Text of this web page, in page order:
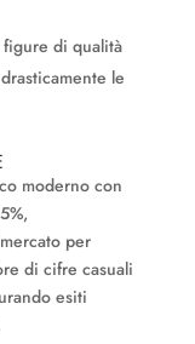
di qualità
le
moderno con
per
di cifre casuali
esiti